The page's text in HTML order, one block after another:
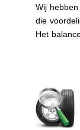
Wij
die
Het